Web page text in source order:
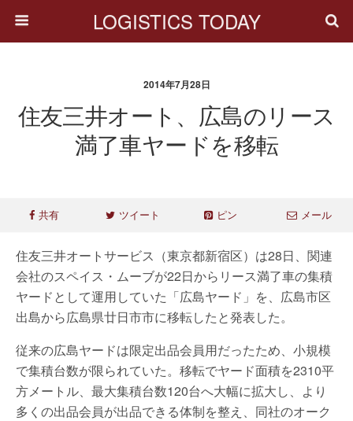
LOGISTICS TODAY
2014年7月28日
住友三井オート、広島のリース
満了車ヤードを移転
共有 ツイート ピン メール
住友三井オートサービス（東京都新宿区）は28日、関連
会社のスペイス・ムーブが22日からリース満了車の集積
ヤードとして運用していた「広島ヤード」を、広島市区
出島から広島県廿日市市に移転したと発表した。
従来の広島ヤードは限定出品会員用だったため、小規模
で集積台数が限られていた。移転でヤード面積を2310平
方メートル、最大集積台数120台へ大幅に拡大し、より
多くの出品会員が出品できる体制を整え、同社のオーク